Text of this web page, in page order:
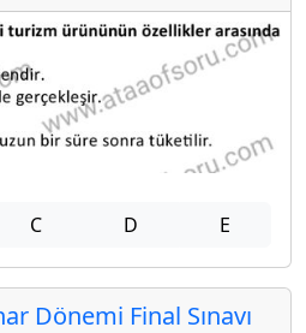
C D E
Dönemi Final Sınavı